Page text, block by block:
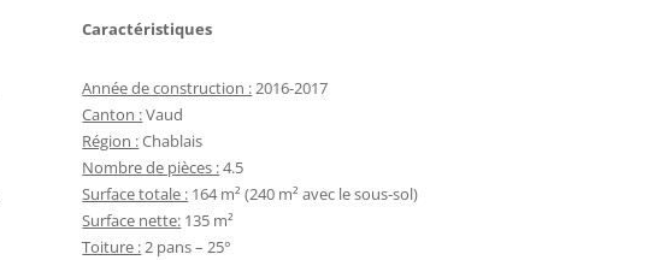
Caractéristiques
Année de construction :2016-2017
Canton :Vaud
Région :Chablais
Nombre de pièces :4.5
Surface totale : 164 m² (240 m² avec le sous-sol)
Surface nette: 135 m²
Toiture :2 pans – 25°